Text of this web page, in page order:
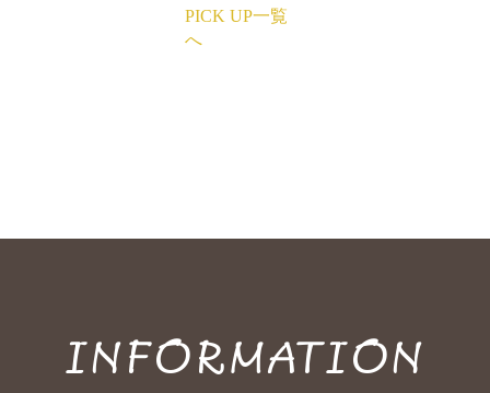
PICK UP一覧
へ
INFORMATION